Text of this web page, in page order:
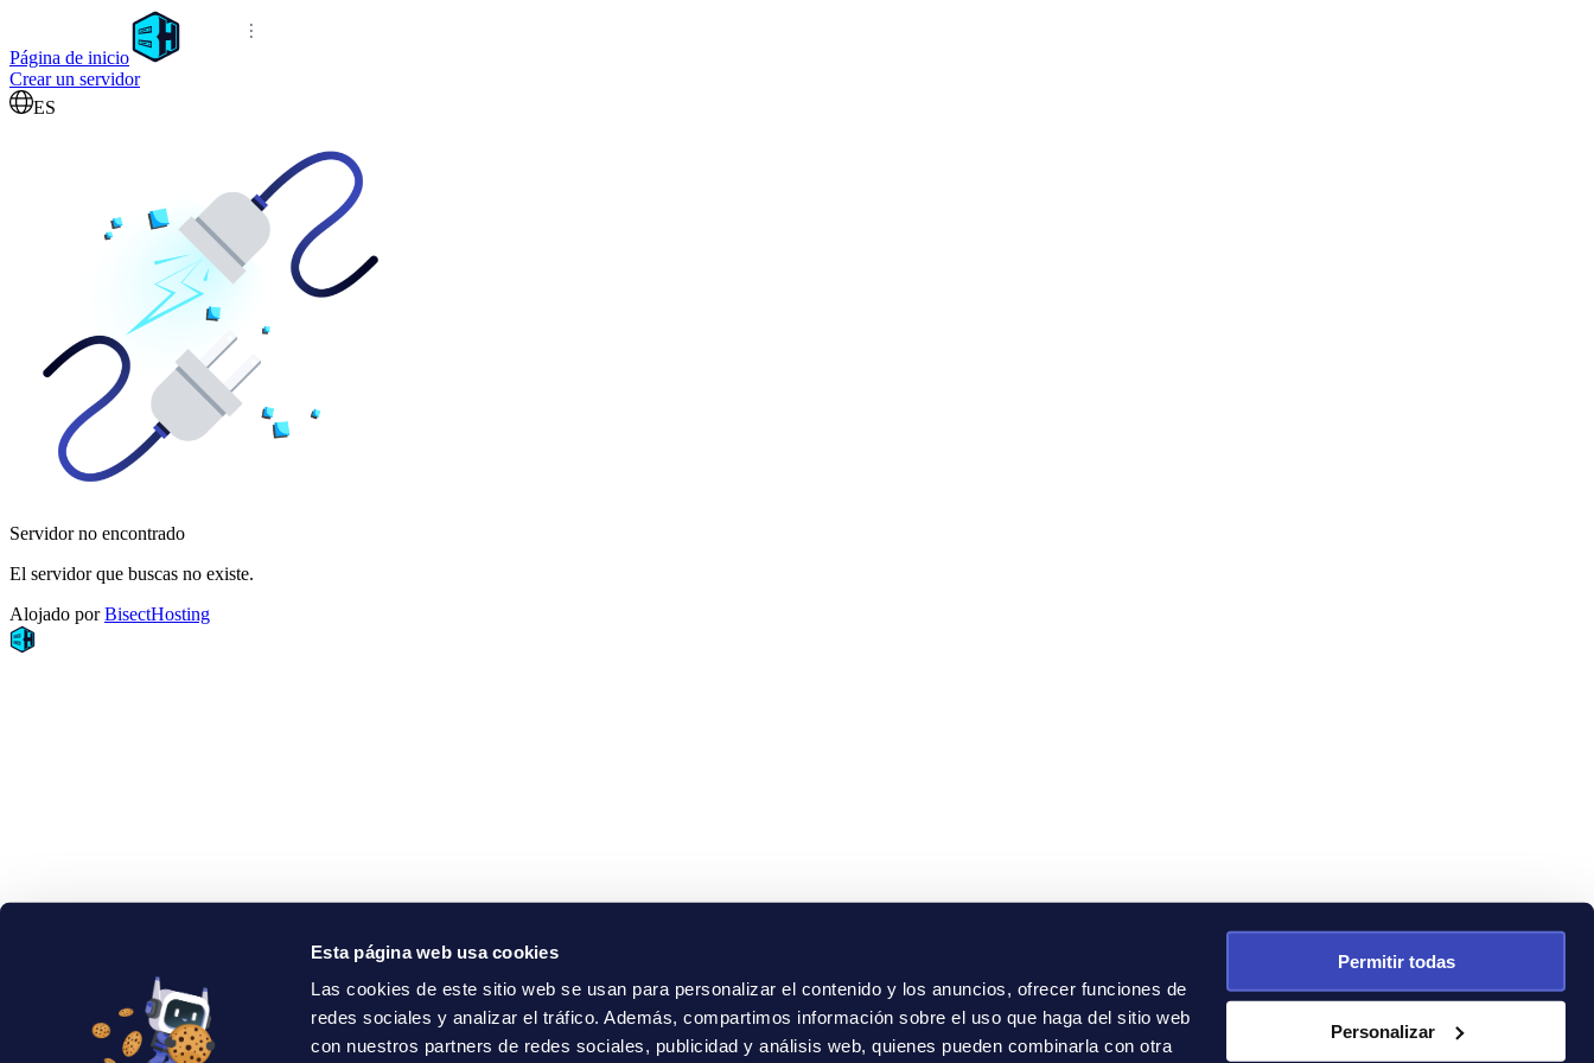
Esta página web usa cookies
Las cookies de este sitio web se usan para personalizar el contenido y los anuncios, ofrecer funciones de
redes sociales y analizar el tráfico. Además, compartimos información sobre el uso que haga del sitio web
con nuestros partners de redes sociales, publicidad y análisis web, quienes pueden combinarla con otra
Permitir todas
Personalizar
Página de inicio
Crear un servidor
ES
Servidor no encontrado
El servidor que buscas no existe.
Alojado porBisectHosting